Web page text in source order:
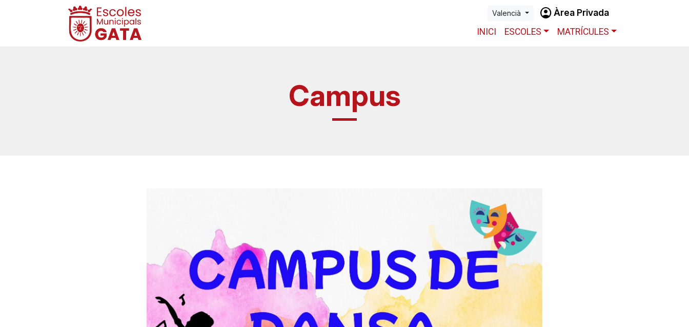
Valencià account_circleÀrea Privada
INICI ESCOLES MATRÍCULES
Campus